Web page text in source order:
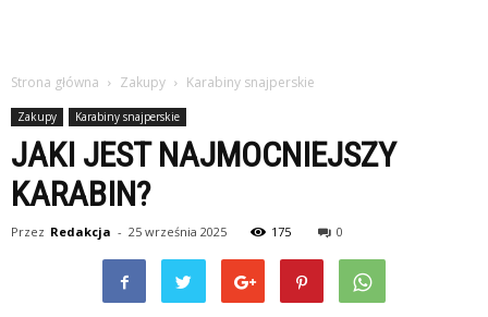
Strona główna Zakupy Karabiny snajperskie
Zakupy Karabiny snajperskie
JAKI JEST NAJMOCNIEJSZY
KARABIN?
Przez Redakcja - 25 września 2025 175 0